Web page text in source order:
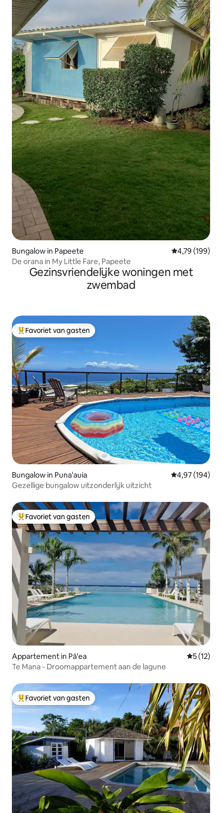
Bungalow in Papeete Gemiddelde
4,79 (199)
De orana in My Little Fare, Papeete
Gezinsvriendelijke woningen met
zwembad
Topfavoriet van gasten
Favoriet van gasten
Bungalow in Puna'auia Gemiddelde
4,97 (194)
Gezellige bungalow uitzonderlijk uitzicht
Topfavoriet van gasten
Favoriet van gasten
Appartement in Pā'ea
5 (12)
Te Mana - Droomappartement aan de lagune
Topfavoriet van gasten
Favoriet van gasten